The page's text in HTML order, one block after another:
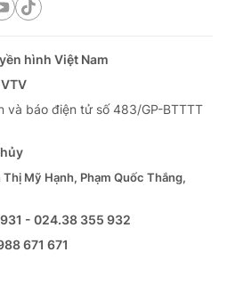
hình Việt Nam
và báo điện tử số 483/GP-BTTTT
Mỹ Hạnh, Phạm Quốc Thắng,
- 024.38 355 932
671 671